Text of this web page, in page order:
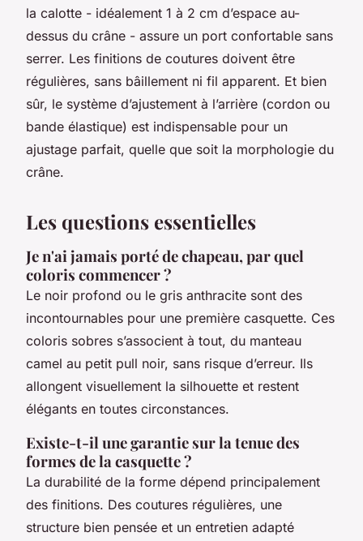
la calotte - idéalement 1 à 2 cm d’espace au-
dessus du crâne - assure un port confortable sans
serrer. Les finitions de coutures doivent être
régulières, sans bâillement ni fil apparent. Et bien
sûr, le système d’ajustement à l’arrière (cordon ou
bande élastique) est indispensable pour un
ajustage parfait, quelle que soit la morphologie du
crâne.
Les questions essentielles
Je n'ai jamais porté de chapeau, par quel
coloris commencer ?
Le noir profond ou le gris anthracite sont des
incontournables pour une première casquette. Ces
coloris sobres s’associent à tout, du manteau
camel au petit pull noir, sans risque d’erreur. Ils
allongent visuellement la silhouette et restent
élégants en toutes circonstances.
Existe-t-il une garantie sur la tenue des
formes de la casquette ?
La durabilité de la forme dépend principalement
des finitions. Des coutures régulières, une
structure bien pensée et un entretien adapté